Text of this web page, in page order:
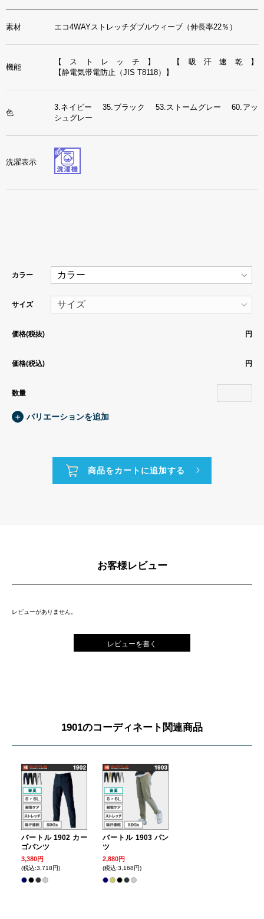
素材 エコ4WAYストレッチダブルウィーブ（伸長率22％）
機能
【ストレッチ】
【吸汗速乾】
【静電気帯電防止（JIS T8118）】
色
3.ネイビー 35.ブラック 53.ストームグレー 60.アッ
シュグレー
洗濯表示
カラー
サイズ
価格(税抜) 円
価格(税込) 円
数量
＋ バリエーションを追加
お客様レビュー
レビューがありません。
レビューを書く
1901のコーディネート関連商品
バートル 1902 カー
ゴパンツ
3,380円
(税込:3,718円)
バートル 1903 パン
ツ
2,880円
(税込:3,168円)